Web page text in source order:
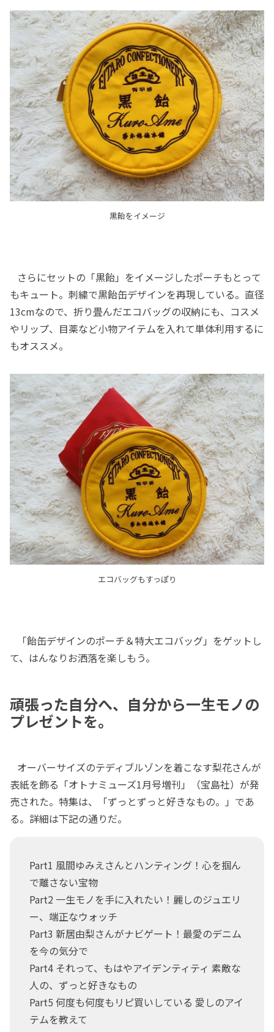
黒飴をイメージ
さらにセットの「黒飴」をイメージしたポーチもとって
もキュート。刺繍で黒飴缶デザインを再現している。直径
13cmなので、折り畳んだエコバッグの収納にも、コスメ
やリップ、目薬など小物アイテムを入れて単体利用するに
もオススメ。
エコバッグもすっぽり
「飴缶デザインのポーチ＆特大エコバッグ」をゲットし
て、はんなりお洒落を楽しもう。
頑張った自分へ、自分から一生モノの
プレゼントを。
オーバーサイズのテディブルゾンを着こなす梨花さんが
表紙を飾る「オトナミューズ1月号増刊」（宝島社）が発
売された。特集は、「ずっとずっと好きなもの。」であ
る。詳細は下記の通りだ。
Part1 風間ゆみえさんとハンティング！心を掴ん
で離さない宝物
Part2 一生モノを手に入れたい！麗しのジュエリ
ー、端正なウォッチ
Part3 新居由梨さんがナビゲート！最愛のデニム
を今の気分で
Part4 それって、もはやアイデンティティ 素敵な
人の、ずっと好きなもの
Part5 何度も何度もリピ買いしている 愛しのアイ
テムを教えて